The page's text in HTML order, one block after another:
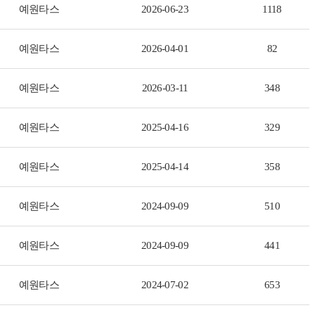
예원타스 2026-06-23 1118
예원타스 2026-04-01 82
예원타스 2026-03-11 348
예원타스 2025-04-16 329
예원타스 2025-04-14 358
예원타스 2024-09-09 510
예원타스 2024-09-09 441
예원타스 2024-07-02 653